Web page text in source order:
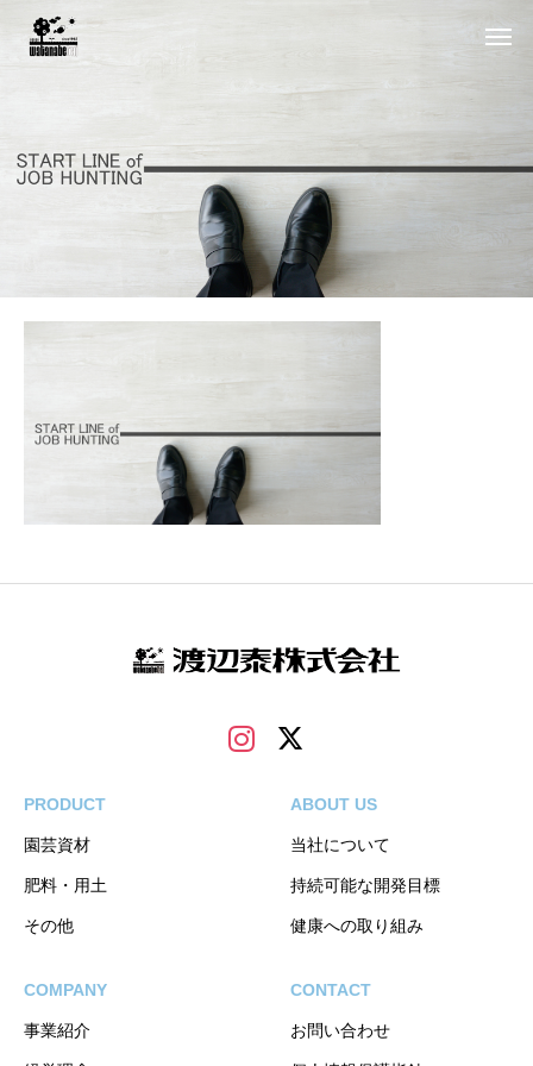
PRODUCT
園芸資材
肥料・用土
その他
ABOUT US
当社について
持続可能な開発目標
健康への取り組み
COMPANY
事業紹介
CONTACT
お問い合わせ